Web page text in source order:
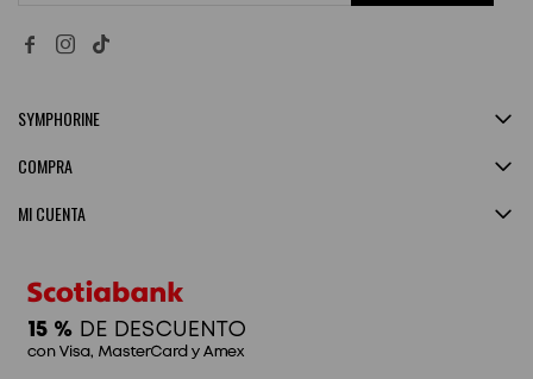
 
SYMPHORINE
MI CUENTA
COMPRA